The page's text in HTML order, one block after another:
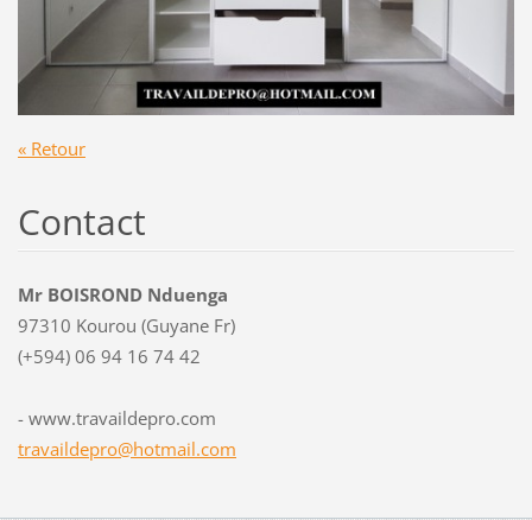
« Retour
Contact
Mr BOISROND Nduenga
97310 Kourou (Guyane Fr)
(+594) 06 94 16 74 42
- www.travaildepro.com
travaildepro@hotmail.com